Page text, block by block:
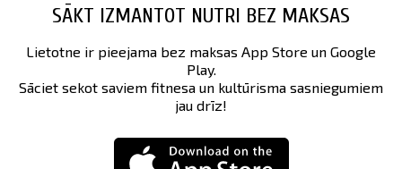
SĀKT IZMANTOT NUTRI BEZ MAKSAS
Lietotne ir pieejama bez maksas App Store un Google
Play.
Sāciet sekot saviem fitnesa un kultūrisma sasniegumiem
jau drīz!